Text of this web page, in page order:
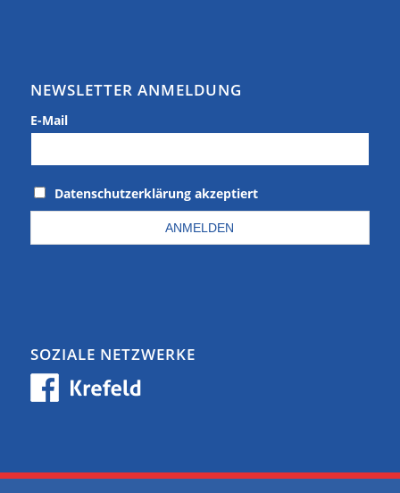
NEWSLETTER ANMELDUNG
E-Mail
Datenschutzerklärung akzeptiert
SOZIALE NETZWERKE